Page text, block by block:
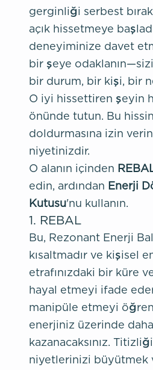
gerginliği serbest
açık hissetmeye
deneyiminize davet
bir şeye
bir durum, bir kişi, bir
O iyi hissettiren şeyin
önünde tutun. Bu hissin
doldurmasına izin
niyetinizdir.
O alanın içinden
edin, ardından Enerji
Kutusu'nu kullanın.
1. REBAL
Bu, Rezonant Enerji
kısaltmadır ve kişisel
etrafınızdaki bir küre
hayal etmeyi ifade
manipüle etmeyi
enerjiniz üzerinde
kazanacaksınız.
niyetlerinizi büyütmek